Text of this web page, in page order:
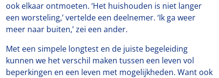
ook elkaar ontmoeten. ‘Het huishouden is niet langer
een worsteling,’ vertelde een deelnemer. ‘Ik ga weer
meer naar buiten,’ zei een ander.
Met een simpele longtest en de juiste begeleiding
kunnen we het verschil maken tussen een leven vol
beperkingen en een leven met mogelijkheden. Want ook